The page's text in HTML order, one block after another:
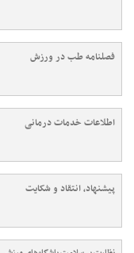
فصلنامه طب در ورزش
اطلاعات خدمات درمانی
پیشنهاد، انتقاد و شکایت